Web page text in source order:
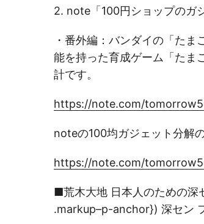
2. note「100円ショップのガ
・番外編：バンダイの「た
能を持った育成ゲーム「たま
計です。
https://note.com/
noteの100均ガジェット分解
https://note.com/
■荒木大地 日本人のための深
.markup–p-anchor}) 深セン